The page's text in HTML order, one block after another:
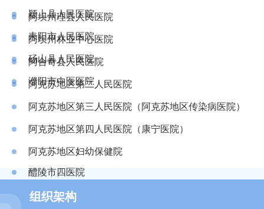
保山市隆阳区妇幼保健院
保山市人民医院
保山市中医医院
宝丰县中医院
博尔塔拉蒙古自治州人民院
博湖县人民医院
博乐市维吾尔医医院
苍梧县人民医院
策勒县维吾尔医医院
颍上县人民医院
耒阳市人民医院
砀山县人民医院
濮阳市中医医院
澧县澧浦街道社区卫生服务中心澧县东城医院
澧县中医医院
澧县人民医院
澧县精神康复医院
澧县第三人民医院
阿坝州理县人民医院
阿坝州林业中心医院
阿合奇县人民医院
阿克苏地区第二人民医院
阿克苏地区第三人民医院（阿克苏地区传染病医院）
阿克苏地区第四人民医院（康宁医院）
阿克苏地区妇幼保健院
阿克苏地区维吾尔医医院
阿克苏地区中医医院
醴陵泰安医院
醴陵市中医院
醴陵市四医院
醴陵市精神病医院
组织架构